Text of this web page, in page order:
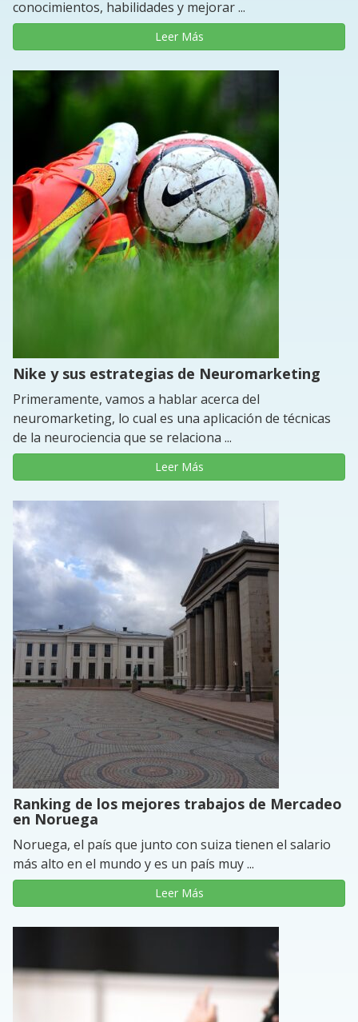
conocimientos, habilidades y mejorar ...
Leer Más
Nike y sus estrategias de Neuromarketing
Primeramente, vamos a hablar acerca del
neuromarketing, lo cual es una aplicación de técnicas
de la neurociencia que se relaciona ...
Leer Más
Ranking de los mejores trabajos de Mercadeo
en Noruega
Noruega, el país que junto con suiza tienen el salario
más alto en el mundo y es un país muy ...
Leer Más